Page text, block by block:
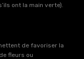
ont la main verte).
de favoriser la
fleurs ou